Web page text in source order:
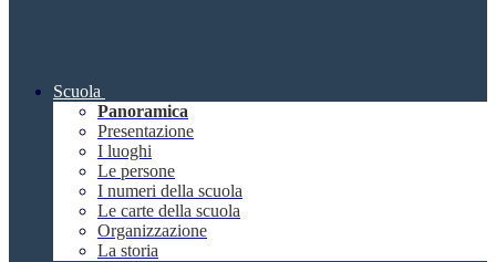
Scuola
Panoramica
Presentazione
I luoghi
Le persone
I numeri della scuola
Le carte della scuola
Organizzazione
La storia